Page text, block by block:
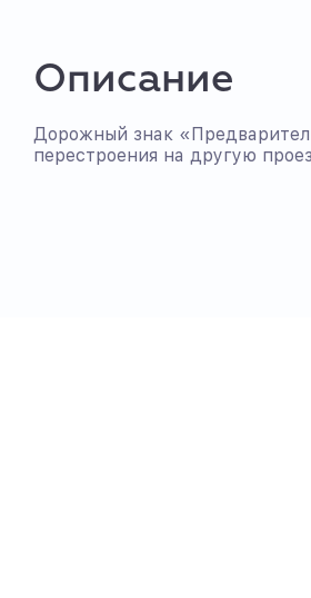
Описание
Дорожный знак
перестроения на другую